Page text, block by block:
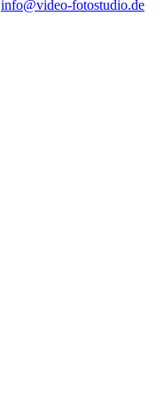
info@video-fotostudio.de